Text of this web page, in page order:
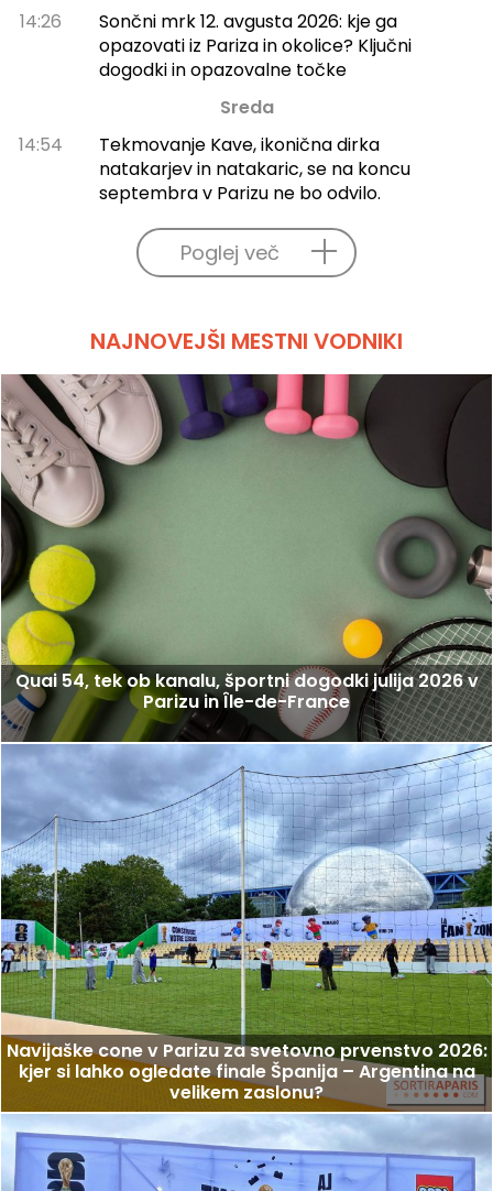
14:26
Sončni mrk 12. avgusta 2026: kje ga
opazovati iz Pariza in okolice? Ključni
dogodki in opazovalne točke
Sreda
14:54
Tekmovanje Kave, ikonična dirka
natakarjev in natakaric, se na koncu
septembra v Parizu ne bo odvilo.
Poglej več
NAJNOVEJŠI MESTNI VODNIKI
Quai 54, tek ob kanalu, športni dogodki julija 2026 v
Parizu in Île-de-France
Navijaške cone v Parizu za svetovno prvenstvo 2026:
kjer si lahko ogledate finale Španija – Argentina na
velikem zaslonu?